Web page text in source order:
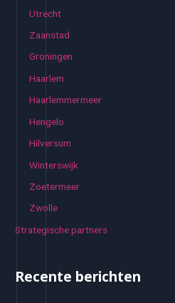
Utrecht
Zaanstad
Groningen
Haarlem
Haarlemmermeer
Hengelo
Hilversum
Winterswijk
Zoetermeer
Zwolle
Strategische partners
Recente berichten